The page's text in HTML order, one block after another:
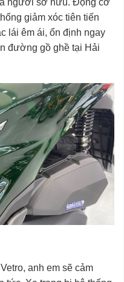
người sở hữu. Động cơ
giảm xóc tiên tiến
lái êm ái, ổn định ngay
đường gồ ghề tại Hải
, anh em sẽ cảm